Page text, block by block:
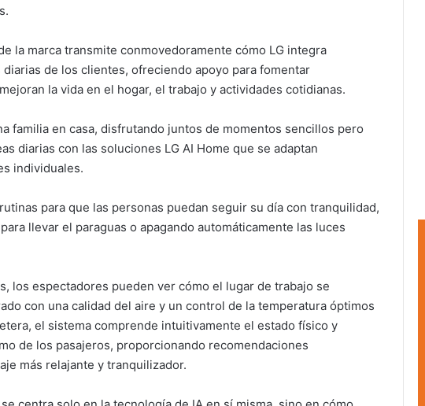
la marca transmite conmovedoramente cómo LG integra
de los clientes, ofreciendo apoyo para fomentar
la vida en el hogar, el trabajo y actividades cotidianas.
familia en casa, disfrutando juntos de momentos sencillos pero
diarias con las soluciones LG AI Home que se adaptan
individuales.
para que las personas puedan seguir su día con tranquilidad,
llevar el paraguas o apagando automáticamente las luces
los espectadores pueden ver cómo el lugar de trabajo se
con una calidad del aire y un control de la temperatura óptimos
el sistema comprende intuitivamente el estado físico y
de los pasajeros, proporcionando recomendaciones
más relajante y tranquilizador.